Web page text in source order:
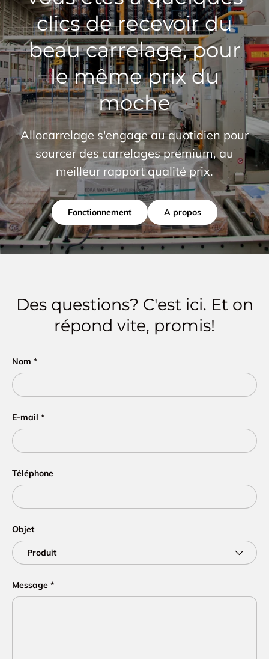
clics de recevoir du
beau carrelage, pour
le même prix du
moche
Allocarrelage s'engage au quotidien pour
sourcer des carrelages premium, au
meilleur rapport qualité prix.
Fonctionnement A propos
Des questions? C'est ici. Et on
répond vite, promis!
Nom
E-mail
Téléphone
Objet
Message